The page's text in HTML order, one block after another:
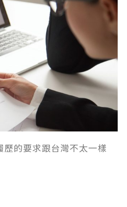
的要求跟台灣不太一樣